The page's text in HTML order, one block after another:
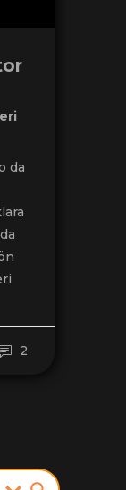
da
2